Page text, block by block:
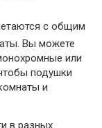
с общим
Вы можете
или
подушки
и
в разных